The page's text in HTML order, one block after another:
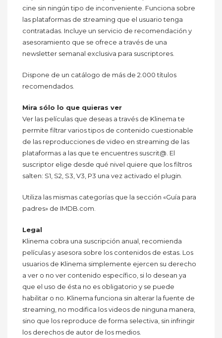
cine sin ningún tipo de inconveniente. Funciona sobre
las plataformas de streaming que el usuario tenga
contratadas. Incluye un servicio de recomendación y
asesoramiento que se ofrece a través de una
newsletter semanal exclusiva para suscriptores.
Dispone de un catálogo de más de 2.000 títulos
recomendados.
Mira sólo lo que quieras ver
Ver las películas que deseas a través de Klinema te
permite filtrar varios tipos de contenido cuestionable
de las reproducciones de video en streaming de las
plataformas a las que te encuentres suscrit@. El
suscriptor elige desde qué nivel quiere que los filtros
salten: S1, S2, S3, V3, P3 una vez activado el plugin.
Utiliza las mismas categorías que la sección «Guía para
padres» de IMDB.com.
Legal
Klinema cobra una suscripción anual, recomienda
películas y asesora sobre los contenidos de estas. Los
usuarios de Klinema simplemente ejercen su derecho
a ver o no ver contenido específico, si lo desean ya
que el uso de ésta no es obligatorio y se puede
habilitar o no. Klinema funciona sin alterar la fuente de
streaming, no modifica los videos de ninguna manera,
sino que los reproduce de forma selectiva, sin infringir
los derechos de autor de los medios.